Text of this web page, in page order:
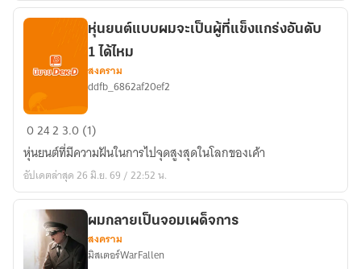
พร้อม
อาวุธ
อนาคต
หุ่น
ยนต์
แบบ
ผม
จะ
เป็น
ที่
หุ่นยนต์แบบผมจะเป็นผู้ที่แข็งแกร่งอันดับ
1 ได้ไหม
สงคราม
ddfb_6862af20ef2
0242 3.0 (1)
หุ่นยนต์ที่มีความฝันในการไปจุดสูงสุดในโลกของเค้า
อัปเดตล่าสุด 26 มิ.ย. 69 / 22:52 น.
ผมกลายเป็นจอมเผด็จการ
สงคราม
มิสเตอร์WarFallen